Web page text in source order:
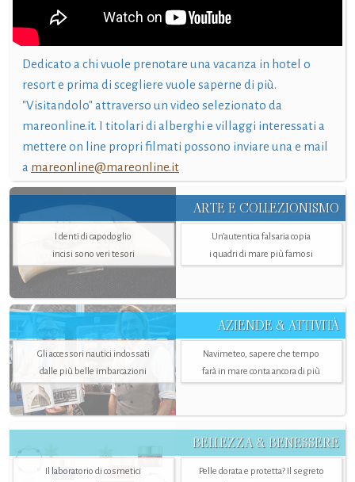
Dedicato a chi vuole prenotare una vacanza in hotel o
resort e prima di scegliere vuole saperne di più.
"Visitandolo" attraverso un video selezionato da
mareonline.it. I titolari di alberghi e villaggi interessati a
mettere on line propri filmati possono inviare una e mail
a mareonline@mareonline.it
ARTE E COLLEZIONISMO
I denti di capodoglio
incisi sono veri tesori
Un’autentica falsaria copia
i quadri di mare più famosi
AZIENDE & ATTIVITÀ
Gli accessori nautici indossati
dalle più belle imbarcazioni
Navimeteo, sapere che tempo
farà in mare conta ancora di più
BELLEZZA & BENESSERE
Il laboratorio di cosmetici
Pelle dorata e protetta? Il segreto